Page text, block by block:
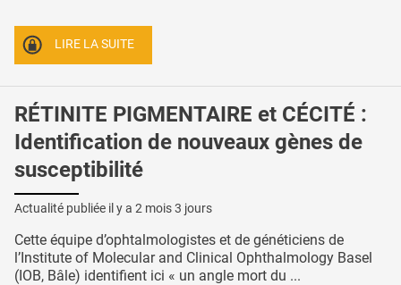
LIRE LA SUITE
RÉTINITE PIGMENTAIRE et CÉCITÉ :
Identification de nouveaux gènes de
susceptibilité
Actualité publiée il y a 2 mois 3 jours
Cette équipe d’ophtalmologistes et de généticiens de
l’Institute of Molecular and Clinical Ophthalmology Basel
(IOB, Bâle) identifient ici « un angle mort du ...